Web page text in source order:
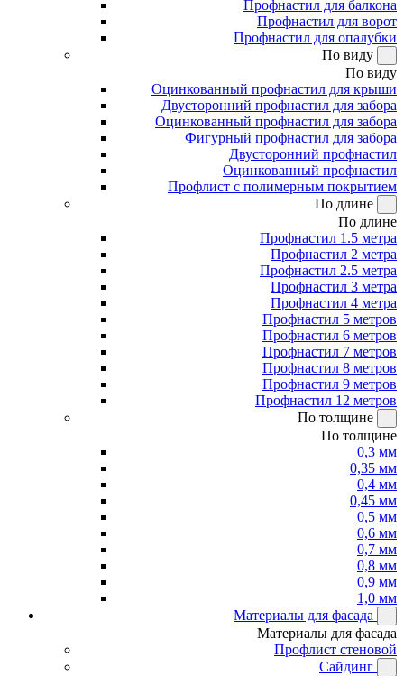
Профнастил для балкона
Профнастил для ворот
Профнастил для опалубки
По виду
По виду
Оцинкованный профнастил для крыши
Двусторонний профнастил для забора
Оцинкованный профнастил для забора
Фигурный профнастил для забора
Двусторонний профнастил
Оцинкованный профнастил
Профлист с полимерным покрытием
По длине
По длине
Профнастил 1.5 метра
Профнастил 2 метра
Профнастил 2.5 метра
Профнастил 3 метра
Профнастил 4 метра
Профнастил 5 метров
Профнастил 6 метров
Профнастил 7 метров
Профнастил 8 метров
Профнастил 9 метров
Профнастил 12 метров
По толщине
По толщине
0,3 мм
0,35 мм
0,4 мм
0,45 мм
0,5 мм
0,6 мм
0,7 мм
0,8 мм
0,9 мм
1,0 мм
Материалы для фасада
Материалы для фасада
Профлист стеновой
Сайдинг